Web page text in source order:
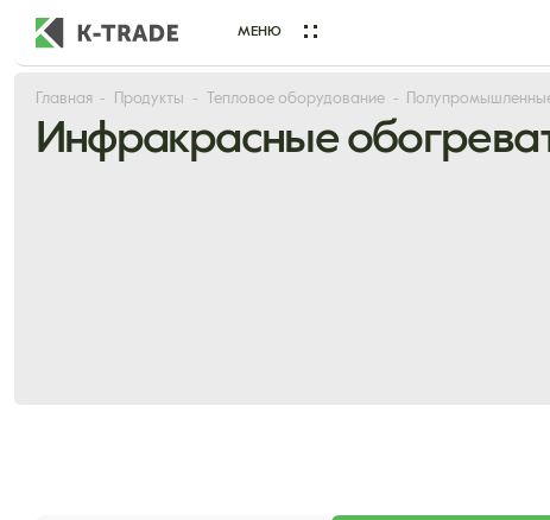
Начните искать товар по названию или артикулу
МЕНЮ
Главная Продукты Тепловое оборудование
Инфракрасные